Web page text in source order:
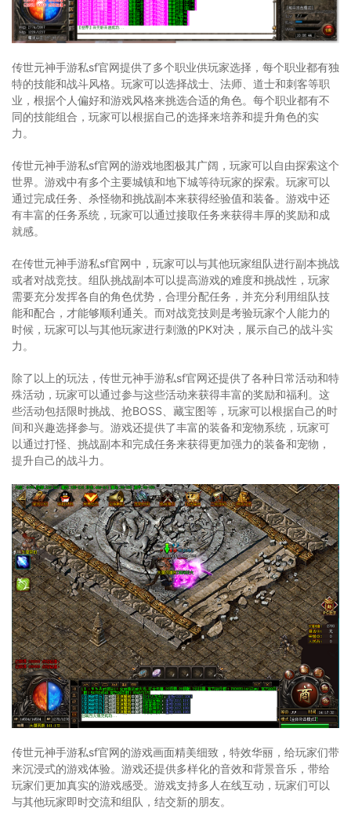
传世元神手游私sf官网提供了多个职业供玩家选择，每个职业都有独
特的技能和战斗风格。玩家可以选择战士、法师、道士和刺客等职
业，根据个人偏好和游戏风格来挑选合适的角色。每个职业都有不
同的技能组合，玩家可以根据自己的选择来培养和提升角色的实
力。
传世元神手游私sf官网的游戏地图极其广阔，玩家可以自由探索这个
世界。游戏中有多个主要城镇和地下城等待玩家的探索。玩家可以
通过完成任务、杀怪物和挑战副本来获得经验值和装备。游戏中还
有丰富的任务系统，玩家可以通过接取任务来获得丰厚的奖励和成
就感。
在传世元神手游私sf官网中，玩家可以与其他玩家组队进行副本挑战
或者对战竞技。组队挑战副本可以提高游戏的难度和挑战性，玩家
需要充分发挥各自的角色优势，合理分配任务，并充分利用组队技
能和配合，才能够顺利通关。而对战竞技则是考验玩家个人能力的
时候，玩家可以与其他玩家进行刺激的PK对决，展示自己的战斗实
力。
除了以上的玩法，传世元神手游私sf官网还提供了各种日常活动和特
殊活动，玩家可以通过参与这些活动来获得丰富的奖励和福利。这
些活动包括限时挑战、抢BOSS、藏宝图等，玩家可以根据自己的时
间和兴趣选择参与。游戏还提供了丰富的装备和宠物系统，玩家可
以通过打怪、挑战副本和完成任务来获得更加强力的装备和宠物，
提升自己的战斗力。
传世元神手游私sf官网的游戏画面精美细致，特效华丽，给玩家们带
来沉浸式的游戏体验。游戏还提供多样化的音效和背景音乐，带给
玩家们更加真实的游戏感受。游戏支持多人在线互动，玩家们可以
与其他玩家即时交流和组队，结交新的朋友。